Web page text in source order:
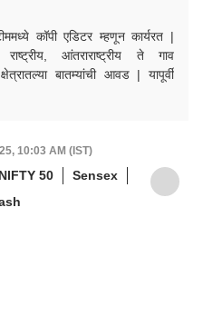
कॉपी एडिटर म्हणून कार्यरत |
राष्ट्रीय, आंतराराष्ट्रीय ते गाव
बातम्यांची आवड | यापूर्वी
| टीव्ही 9 मराठी डिजीटल |
10:03 AM (IST)
NIFTY 50
Sensex